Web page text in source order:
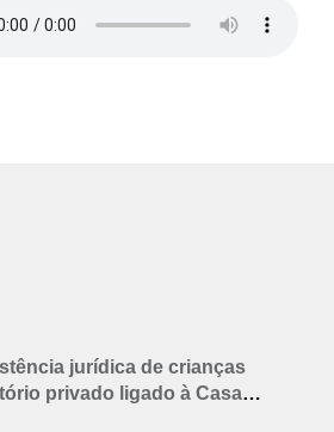
jurídica de crianças
privado ligado à Casa